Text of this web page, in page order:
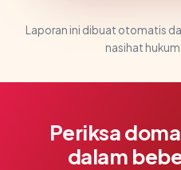
Laporan ini dibuat otomatis
nasihat
Periksa
dalam